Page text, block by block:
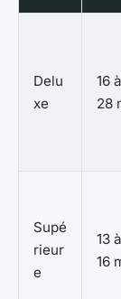
Delu
xe
16 à
28
Supé
rieur
e
13 à
16